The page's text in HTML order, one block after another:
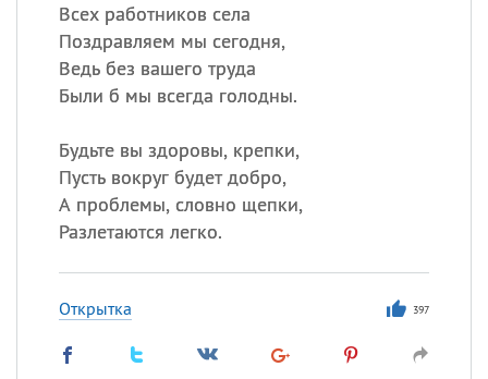
Всех работников села
Поздравляем мы сегодня,
Ведь без вашего труда
Были б мы всегда голодны.
Будьте вы здоровы, крепки,
Пусть вокруг будет добро,
А проблемы, словно щепки,
Разлетаются легко.
Открытка 397